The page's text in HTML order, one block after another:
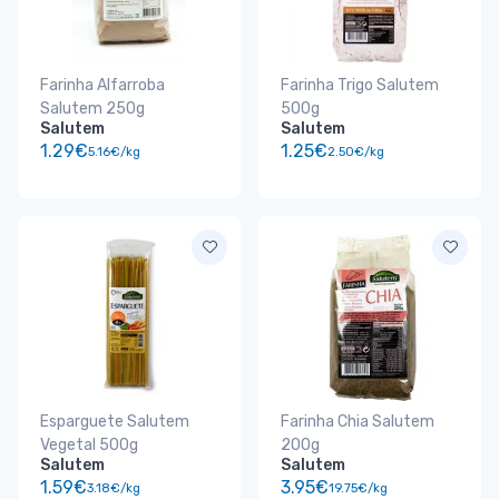
Farinha Alfarroba
Salutem 250g
Salutem
1.29€5.16€/kg
Farinha Trigo Salutem
500g
Salutem
1.25€2.50€/kg
Esparguete Salutem
Vegetal 500g
Salutem
1.59€3.18€/kg
Farinha Chia Salutem
200g
Salutem
3.95€19.75€/kg